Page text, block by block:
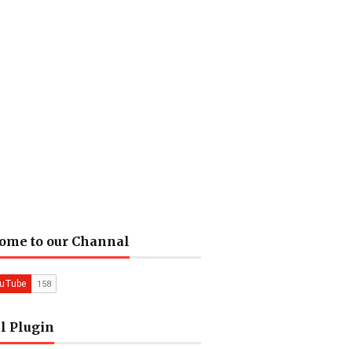
to our Channal
Plugin